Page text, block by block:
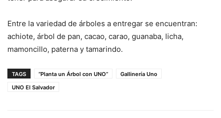
Entre la variedad de árboles a entregar se encuentran:
achiote, árbol de pan, cacao, carao, guanaba, licha,
mamoncillo, paterna y tamarindo.
TAGS “Planta un Árbol con UNO”
Gallinería Uno
UNO El Salvador